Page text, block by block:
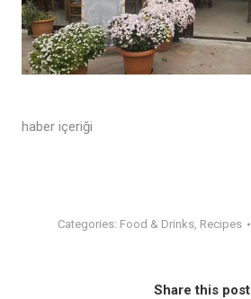
haber içeriği
Categories: Food & Drinks Recipes
Share this post